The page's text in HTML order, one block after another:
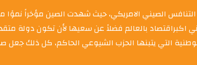
الصيني الامريكي، حيث شهدت الصين مؤخراً نموًا
اكبراقتصاد بالعالم فضلاً عن سعيها لأن تكون دولة
وهذا كما أتضح في استراتيجيها الوطنية التي يتبنها الحزب الشيوعي الحاكم،